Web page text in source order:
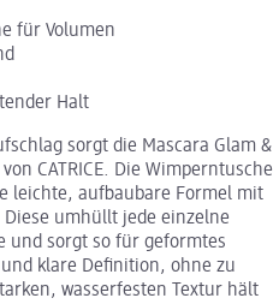
für Volumen
Halt
sorgt die Mascara Glam &
CATRICE. Die Wimperntusche
leichte, aufbaubare Formel mit
umhüllt jede einzelne
und sorgt so für geformtes
klare Definition, ohne zu
wasserfesten Textur hält